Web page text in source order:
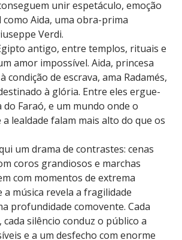
unir espetáculo, emoção
como Aida, uma obra-prima
Verdi.
antigo, entre templos, rituais e
amor impossível. Aida, princesa
condição de escrava, ama Radamés,
à glória. Entre eles ergue-
do Faraó, e um mundo onde o
lealdade falam mais alto do que os
um drama de contrastes: cenas
coros grandiosos e marchas
com momentos de extrema
a música revela a fragilidade
profundidade comovente. Cada
cada silêncio conduz o público a
e a um desfecho com enorme